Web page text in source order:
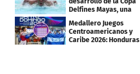
Delfines Mayas, una
fiesta para la natación
Medallero Juegos
Centroamericanos y
Caribe 2026: Honduras